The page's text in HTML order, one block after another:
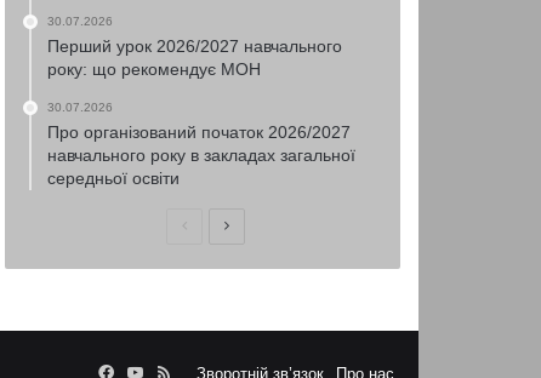
30.07.2026
Перший урок 2026/2027 навчального
року: що рекомендує МОН
30.07.2026
Про організований початок 2026/2027
навчального року в закладах загальної
середньої освіти
ПопередняНаступна
Зворотній зв’язок Про нас
FacebookYouTube
RSS